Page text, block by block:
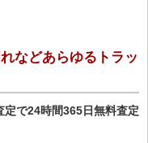
などあらゆるトラッ
で24時間365日無料査定